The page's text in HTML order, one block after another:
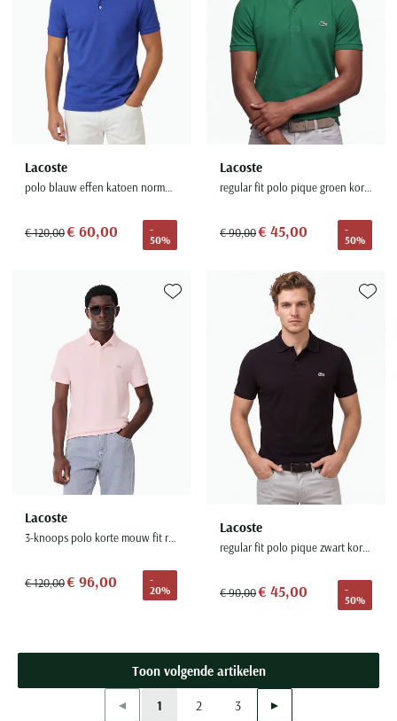
Lacoste
polo blauw effen katoen normale fit
€ 120,00€ 60,00
-
50%
Lacoste
regular fit polo pique groen korte mouw
€ 90,00€ 45,00
-
50%
Lacoste
3-knoops polo korte mouw fit roze katoen regular fit
€ 120,00€ 96,00
-
20%
Toevoegen aan favorieten
Lacoste
regular fit polo pique zwart korte mouw
€ 90,00€ 45,00
-
50%
Toon volgende artikelen
Vorige
1 2 3 Volgende